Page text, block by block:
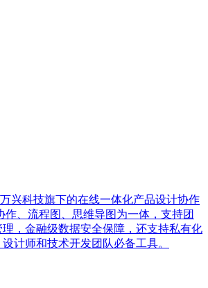
兴科技旗下的在线一体化产品设计协作
作、流程图、思维导图为一体，支持团
，金融级数据安全保障，还支持私有化
计师和技术开发团队必备工具。